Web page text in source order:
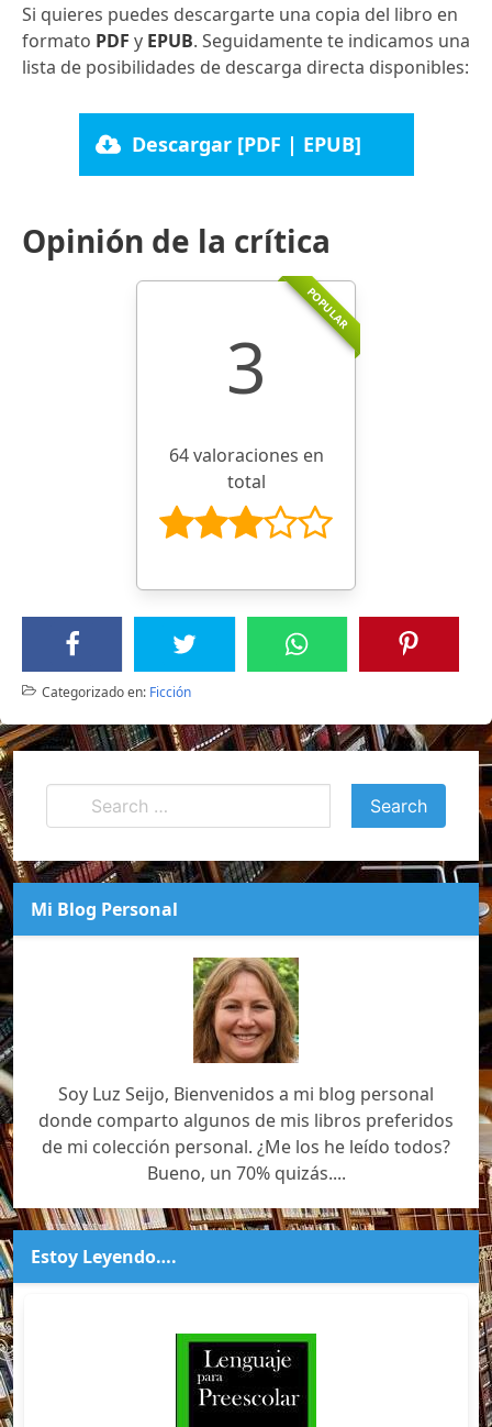
Si quieres puedes descargarte una copia del libro en
formato PDF y EPUB. Seguidamente te indicamos una
lista de posibilidades de descarga directa disponibles:
Descargar [PDF | EPUB]
Opinión de la crítica
POPULAR
3
64 valoraciones en
total
Categorizado en: Ficción
Mi Blog Personal
Soy Luz Seijo, Bienvenidos a mi blog personal
donde comparto algunos de mis libros preferidos
de mi colección personal. ¿Me los he leído todos?
Bueno, un 70% quizás....
Estoy Leyendo….